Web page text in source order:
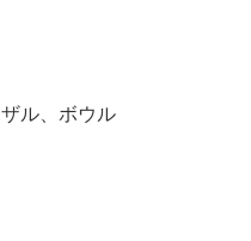
ル、ボウル